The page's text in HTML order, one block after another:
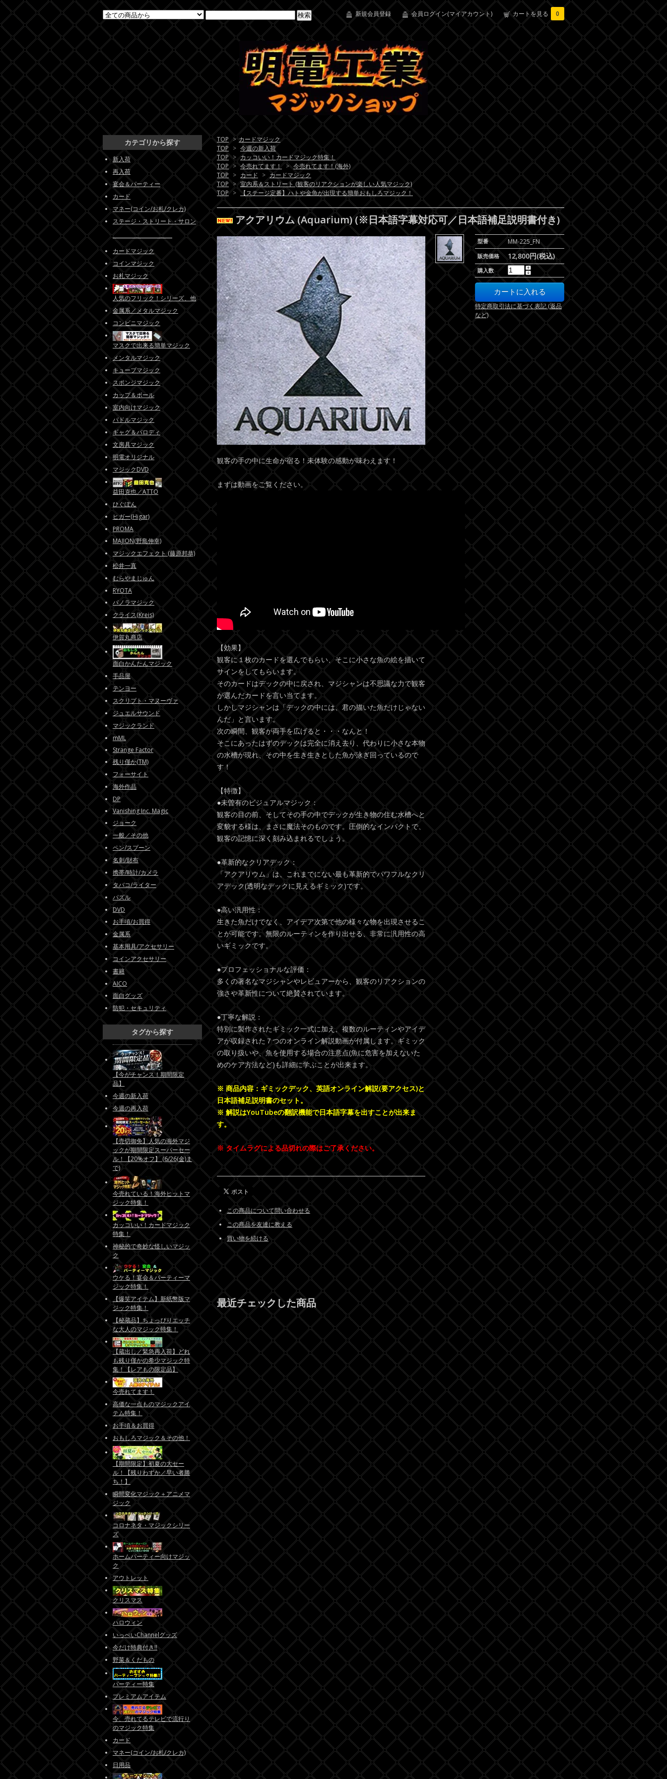
新規会員登録 会員ログイン(マイアカウント) カートを見る 0
TOP > カードマジック
TOP > 今週の新入荷
TOP > カッコいい！カードマジック特集！
TOP > 今売れてます！ > 今売れてます！(海外)
TOP > カード > カードマジック
TOP > 室内系＆ストリート (観客のリアクションが楽しい人気マジック)
TOP > 【ステージ定番】ハトや金魚が出現する簡単おもしろマジック！
アクアリウム (Aquarium) (※日本語字幕対応可／日本語補足説明書付き)
型番 MM-225_FN
販売価格 12,800円(税込)
購入数
特定商取引法に基づく表記 (返品
など)
観客の手の中に生命が宿る！未体験の感動が味わえます！
まずは動画をご覧ください。
【効果】
観客に１枚のカードを選んでもらい、そこに小さな魚の絵を描いて
サインをしてもらいます。
そのカードはデックの中に戻され、マジシャンは不思議な力で観客
が選んだカードを言い当てます。
しかしマジシャンは「デックの中には、君の描いた魚だけじゃない
んだ」と言います。
次の瞬間、観客が両手を広げると・・・なんと！
そこにあったはずのデックは完全に消え去り、代わりに小さな本物
の水槽が現れ、その中を生き生きとした魚が泳ぎ回っているので
す！
【特徴】
●未曽有のビジュアルマジック：
観客の目の前、そしてその手の中でデックが生き物の住む水槽へと
変貌する様は、まさに魔法そのものです。圧倒的なインパクトで、
観客の記憶に深く刻み込まれるでしょう。
●革新的なクリアデック：
「アクアリウム」は、これまでにない最も革新的でパワフルなクリ
アデック(透明なデックに見えるギミック)です。
●高い汎用性：
生きた魚だけでなく、アイデア次第で他の様々な物を出現させるこ
とが可能です。無限のルーティンを作り出せる、非常に汎用性の高
いギミックです。
●プロフェッショナルな評価：
多くの著名なマジシャンやレビュアーから、観客のリアクションの
強さや革新性について絶賛されています。
●丁寧な解説：
特別に製作されたギミック一式に加え、複数のルーティンやアイデ
アが収録された７つのオンライン解説動画が付属します。ギミック
の取り扱いや、魚を使用する場合の注意点(魚に危害を加えないた
めのケア方法など)も詳細に学ぶことが出来ます。
※ 商品内容：ギミックデック、英語オンライン解説(要アクセス)と
日本語補足説明書のセット。
※ 解説はYouTubeの翻訳機能で日本語字幕を出すことが出来ま
す。
※ タイムラグによる品切れの際はご了承ください。
この商品について問い合わせる
この商品を友達に教える
買い物を続ける
最近チェックした商品
カテゴリから探す
新入荷
再入荷
宴会＆パーティー
カード
マネー(コイン/お札/クレカ)
ステージ・ストリート・サロン
カードマジック
コインマジック
お札マジック
人気のフリック！シリーズ、他
金属系／メタルマジック
コンビニマジック
マスクで出来る簡単マジック
メンタルマジック
キューブマジック
スポンジマジック
カップ＆ボール
室内向けマジック
パドルマジック
ギャグ＆パロディ
文房具マジック
明電オリジナル
マジックDVD
益田克也／ATTO
ひぐぽん
ヒガー(Higar)
PROMA
MAJION(野島伸幸)
マジックエフェクト (藤原邦恭)
松井一真
むらやまじゅん
RYOTA
パノラマジック
クライス(Kreis)
伊賀丸商店
面白かんたんマジック
手品屋
テンヨー
スクリプト・マヌーヴァ
ジュエルサウンド
マジックランド
mML
Strange Factor
残り僅か(TM)
フォーサイト
海外作品
DP
Vanishing Inc. Magic
ジョーク
一般／その他
ペン/スプーン
名刺/財布
携帯/時計/カメラ
タバコ/ライター
パズル
DVD
お手頃/お買得
金属系
基本用具/アクセサリー
コインアクセサリー
書籍
AICO
面白グッズ
防犯・セキュリティ
タグから探す
【今がチャンス！期間限定
品】
今週の新入荷
今週の再入荷
【売切御免】人気の海外マジ
ックが期間限定スーパーセー
ル！【20%オフ】 (6/26(金)ま
で)
今売れている！海外ヒットマ
ジック特集！
カッコいい！カードマジック
特集！
神秘的で奇妙な怪しいマジッ
ク
ウケる！宴会＆パーティーマ
ジック特集！
【爆笑アイテム】新紙幣版マ
ジック特集！
【秘蔵品】ちょっぴりエッチ
な大人のマジック特集！
【蔵出し／緊急再入荷】どれ
も残り僅かの希少マジック特
集！【レアもの限定品】
今売れてます！
高価な一点ものマジックアイ
テム特集！
お手頃＆お買得
おもしろマジック＆その他！
【期間限定】初夏の大セー
ル！【残りわずか／早い者勝
ち！】
瞬間変化マジック＋アニメマ
ジック
コロナネタ・マジックシリー
ズ
ホームパーティー向けマジッ
ク
アウトレット
クリスマス
ハロウィン
いっぺいChannelグッズ
今だけ特典付き!!
野菜＆くだもの
パーティー特集
プレミアムアイテム
今、売れてるテレビで流行り
のマジック特集
カード
マネー(コイン/お札/クレカ)
日用品